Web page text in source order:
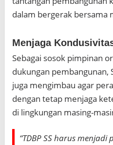
dalam bergerak bersama
Menjaga
Sebagai sosok pimpinan
dukungan pembangunan,
juga mengimbau agar
dengan tetap menjaga
di lingkungan masing-
“TDBP SS harus